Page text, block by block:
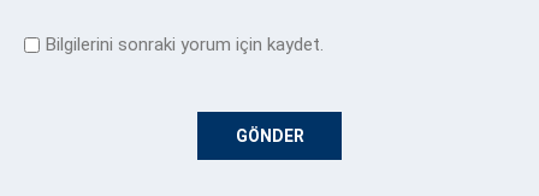
Bilgilerini sonraki yorum için kaydet.